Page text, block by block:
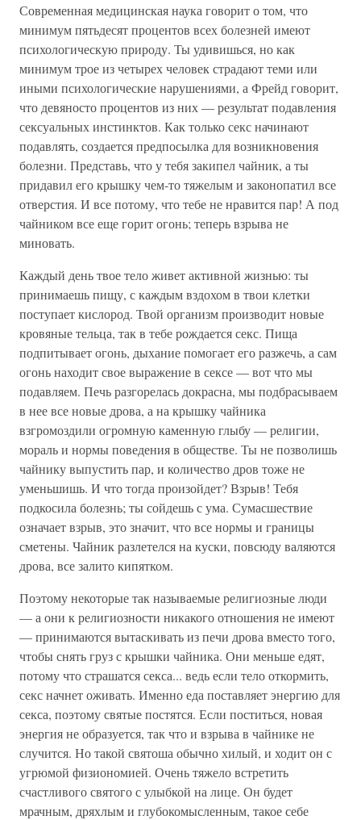
Современная медицинская наука говорит о том, что
минимум пятьдесят процентов всех болезней имеют
психологическую природу. Ты удивишься, но как
минимум трое из четырех человек страдают теми или
иными психологические нарушениями, а Фрейд говорит,
что девяносто процентов из них — результат подавления
сексуальных инстинктов. Как только секс начинают
подавлять, создается предпосылка для возникновения
болезни. Представь, что у тебя закипел чайник, а ты
придавил его крышку чем-то тяжелым и законопатил все
отверстия. И все потому, что тебе не нравится пар! А под
чайником все еще горит огонь; теперь взрыва не
миновать.
Каждый день твое тело живет активной жизнью: ты
принимаешь пищу, с каждым вздохом в твои клетки
поступает кислород. Твой организм производит новые
кровяные тельца, так в тебе рождается секс. Пища
подпитывает огонь, дыхание помогает его разжечь, а сам
огонь находит свое выражение в сексе — вот что мы
подавляем. Печь разгорелась докрасна, мы подбрасываем
в нее все новые дрова, а на крышку чайника
взгромоздили огромную каменную глыбу — религии,
мораль и нормы поведения в обществе. Ты не позволишь
чайнику выпустить пар, и количество дров тоже не
уменьшишь. И что тогда произойдет? Взрыв! Тебя
подкосила болезнь; ты сойдешь с ума. Сумасшествие
означает взрыв, это значит, что все нормы и границы
сметены. Чайник разлетелся на куски, повсюду валяются
дрова, все залито кипятком.
Поэтому некоторые так называемые религиозные люди
— а они к религиозности никакого отношения не имеют
— принимаются вытаскивать из печи дрова вместо того,
чтобы снять груз с крышки чайника. Они меньше едят,
потому что страшатся секса... ведь если тело откормить,
секс начнет оживать. Именно еда поставляет энергию для
секса, поэтому святые постятся. Если поститься, новая
энергия не образуется, так что и взрыва в чайнике не
случится. Но такой святоша обычно хилый, и ходит он с
угрюмой физиономией. Очень тяжело встретить
счастливого святого с улыбкой на лице. Он будет
мрачным, дряхлым и глубокомысленным, такое себе